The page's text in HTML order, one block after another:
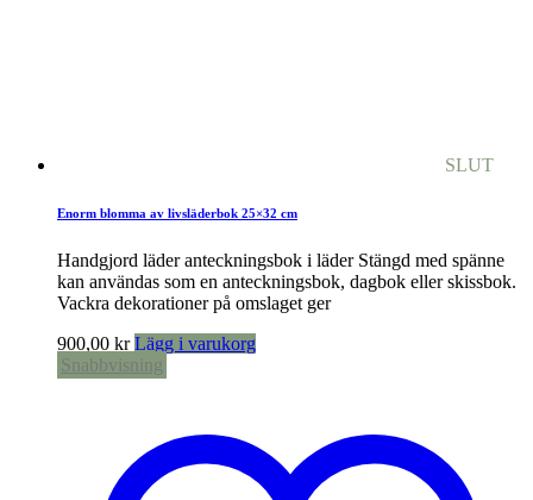
SLUT
Enorm blomma av livsläderbok 25×32 cm
Handgjord läder anteckningsbok i läder Stängd med spänne
kan användas som en anteckningsbok, dagbok eller skissbok.
Vackra dekorationer på omslaget ger
900,00 kr Lägg i varukorg
Snabbvisning